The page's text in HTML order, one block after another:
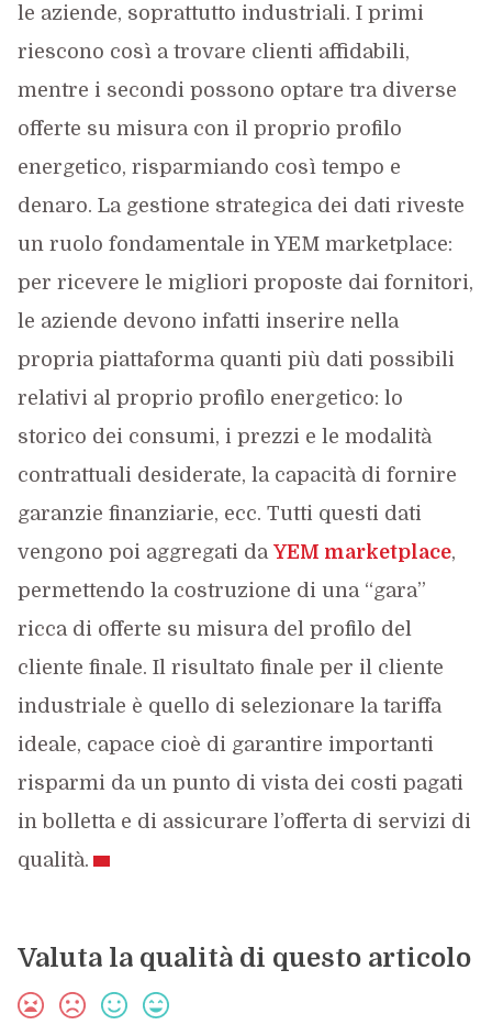
le aziende, soprattutto industriali. I primi
riescono così a trovare clienti affidabili,
mentre i secondi possono optare tra diverse
offerte su misura con il proprio profilo
energetico, risparmiando così tempo e
denaro. La gestione strategica dei dati riveste
un ruolo fondamentale in YEM marketplace:
per ricevere le migliori proposte dai fornitori,
le aziende devono infatti inserire nella
propria piattaforma quanti più dati possibili
relativi al proprio profilo energetico: lo
storico dei consumi, i prezzi e le modalità
contrattuali desiderate, la capacità di fornire
garanzie finanziarie, ecc. Tutti questi dati
vengono poi aggregati da YEM marketplace,
permettendo la costruzione di una “gara”
ricca di offerte su misura del profilo del
cliente finale. Il risultato finale per il cliente
industriale è quello di selezionare la tariffa
ideale, capace cioè di garantire importanti
risparmi da un punto di vista dei costi pagati
in bolletta e di assicurare l’offerta di servizi di
qualità.
Valuta la qualità di questo articolo